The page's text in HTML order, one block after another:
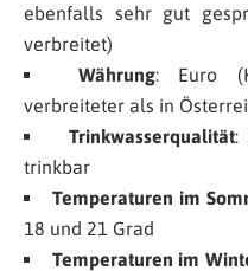
ebenfalls sehr gut
verbreitet)
Währung: Euro
verbreiteter als in
Trinkwasserqualität:
trinkbar
Temperaturen im
18 und 21 Grad
Temperaturen im